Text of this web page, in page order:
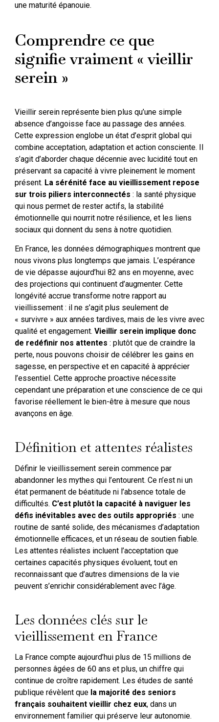
une maturité épanouie.
Comprendre ce que
signifie vraiment « vieillir
serein »
Vieillir serein représente bien plus qu’une simple
absence d’angoisse face au passage des années.
Cette expression englobe un état d’esprit global qui
combine acceptation, adaptation et action consciente. Il
s’agit d’aborder chaque décennie avec lucidité tout en
préservant sa capacité à vivre pleinement le moment
présent. La sérénité face au vieillissement repose
sur trois piliers interconnectés : la santé physique
qui nous permet de rester actifs, la stabilité
émotionnelle qui nourrit notre résilience, et les liens
sociaux qui donnent du sens à notre quotidien.
En France, les données démographiques montrent que
nous vivons plus longtemps que jamais. L’espérance
de vie dépasse aujourd’hui 82 ans en moyenne, avec
des projections qui continuent d’augmenter. Cette
longévité accrue transforme notre rapport au
vieillissement : il ne s’agit plus seulement de
« survivre » aux années tardives, mais de les vivre avec
qualité et engagement. Vieillir serein implique donc
de redéfinir nos attentes : plutôt que de craindre la
perte, nous pouvons choisir de célébrer les gains en
sagesse, en perspective et en capacité à apprécier
l’essentiel. Cette approche proactive nécessite
cependant une préparation et une conscience de ce qui
favorise réellement le bien-être à mesure que nous
avançons en âge.
Définition et attentes réalistes
Définir le vieillissement serein commence par
abandonner les mythes qui l’entourent. Ce n’est ni un
état permanent de béatitude ni l’absence totale de
difficultés. C’est plutôt la capacité à naviguer les
défis inévitables avec des outils appropriés : une
routine de santé solide, des mécanismes d’adaptation
émotionnelle efficaces, et un réseau de soutien fiable.
Les attentes réalistes incluent l’acceptation que
certaines capacités physiques évoluent, tout en
reconnaissant que d’autres dimensions de la vie
peuvent s’enrichir considérablement avec l’âge.
Les données clés sur le
vieillissement en France
La France compte aujourd’hui plus de 15 millions de
personnes âgées de 60 ans et plus, un chiffre qui
continue de croître rapidement. Les études de santé
publique révèlent que la majorité des seniors
français souhaitent vieillir chez eux, dans un
environnement familier qui préserve leur autonomie.